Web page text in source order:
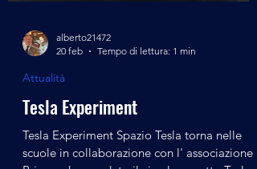
alberto21472
20 feb
Tempo di lettura: 1 min
Attualità